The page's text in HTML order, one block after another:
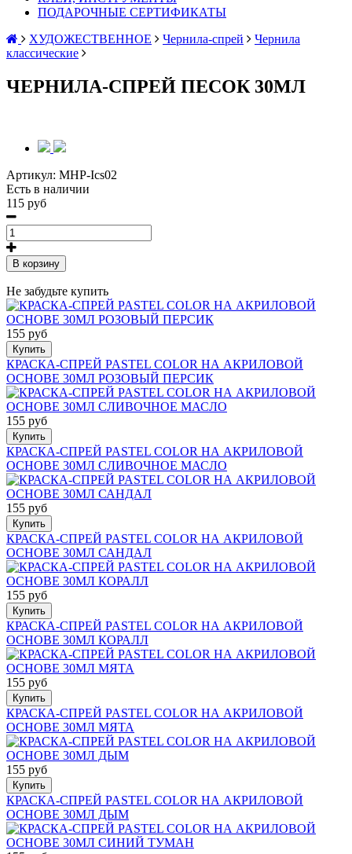
ПОДАРОЧНЫЕ СЕРТИФИКАТЫ
ХУДОЖЕСТВЕННОЕ
Чернила-спрей
Чернила
классические
ЧЕРНИЛА-СПРЕЙ ПЕСОК 30МЛ
Артикул: MHP-Ics02
Есть в наличии
115 руб
В корзину
Не забудьте купить
155 руб
Купить
КРАСКА-СПРЕЙ PASTEL COLOR НА АКРИЛОВОЙ
ОСНОВЕ 30МЛ РОЗОВЫЙ ПЕРСИК
155 руб
Купить
КРАСКА-СПРЕЙ PASTEL COLOR НА АКРИЛОВОЙ
ОСНОВЕ 30МЛ СЛИВОЧНОЕ МАСЛО
155 руб
Купить
КРАСКА-СПРЕЙ PASTEL COLOR НА АКРИЛОВОЙ
ОСНОВЕ 30МЛ САНДАЛ
155 руб
Купить
КРАСКА-СПРЕЙ PASTEL COLOR НА АКРИЛОВОЙ
ОСНОВЕ 30МЛ КОРАЛЛ
155 руб
Купить
КРАСКА-СПРЕЙ PASTEL COLOR НА АКРИЛОВОЙ
ОСНОВЕ 30МЛ МЯТА
155 руб
Купить
КРАСКА-СПРЕЙ PASTEL COLOR НА АКРИЛОВОЙ
ОСНОВЕ 30МЛ ДЫМ